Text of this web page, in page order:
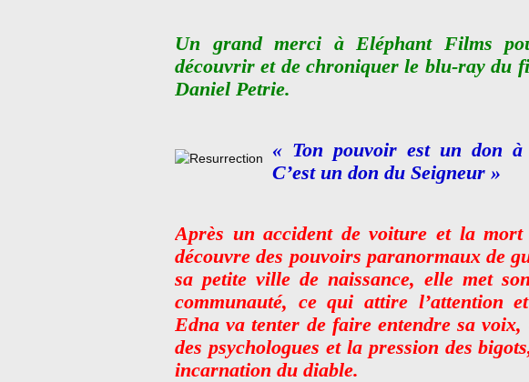
Un grand merci à Eléphant Films
découvrir et de chroniquer le blu-ray du
Daniel Petrie.
« Ton pouvoir est un don
C’est un don du Seigneur »
Après un accident de voiture et la
découvre des pouvoirs paranormaux de
sa petite ville de naissance, elle met
communauté, ce qui attire l’attention
Edna va tenter de faire entendre sa
des psychologues et la pression des
incarnation du diable.